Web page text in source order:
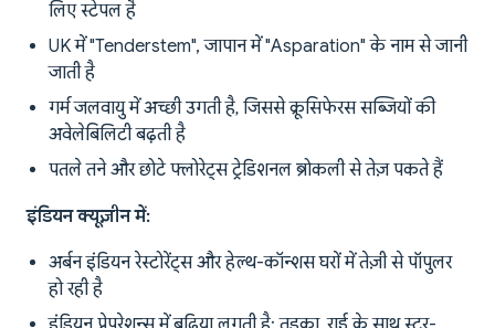
लिए स्टेपल है
UK में "Tenderstem", जापान में "Asparation" के नाम से जानी
जाती है
गर्म जलवायु में अच्छी उगती है, जिससे क्रूसिफेरस सब्जियों की
अवेलेबिलिटी बढ़ती है
पतले तने और छोटे फ्लोरेट्स ट्रेडिशनल ब्रोकली से तेज़ पकते हैं
इंडियन क्यूज़ीन में:
अर्बन इंडियन रेस्टोरेंट्स और हेल्थ-कॉन्शस घरों में तेज़ी से पॉपुलर
हो रही है